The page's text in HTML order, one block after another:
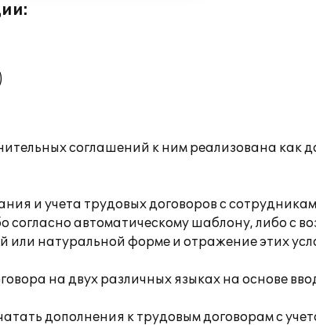
соглашений к ним реализована
и учета трудовых договоров с
автоматическому шаблону, либо с
натуральной форме и отражение этих
на двух различных языках на основе
дополнения к трудовым договорам с